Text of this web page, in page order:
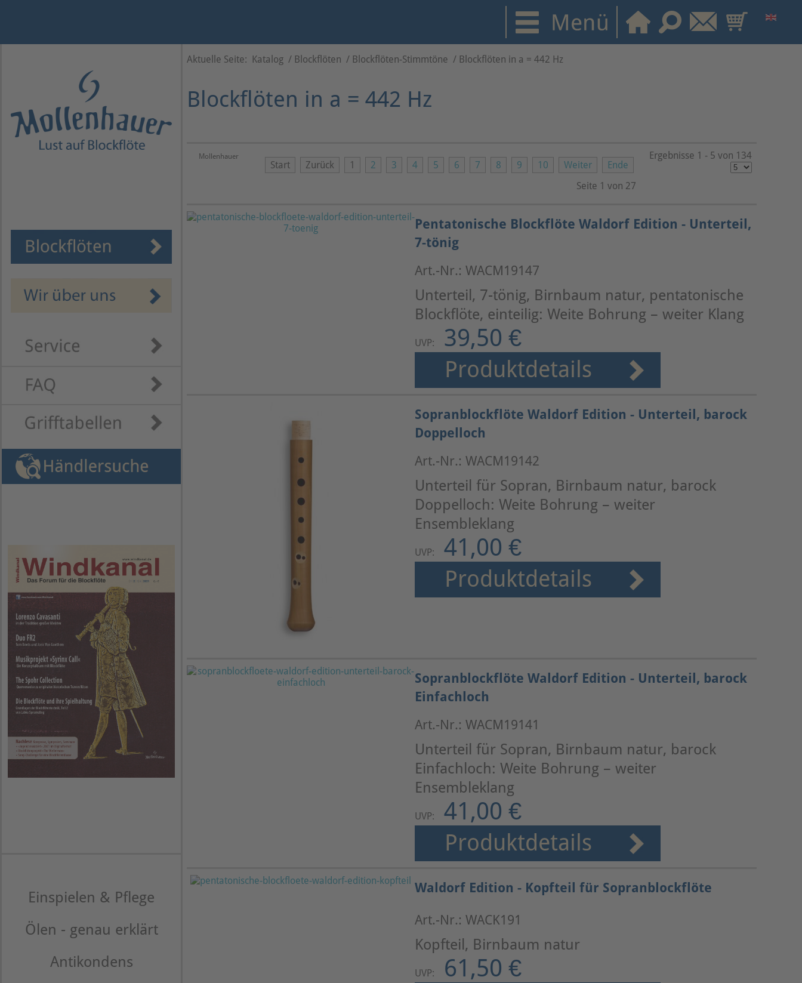
Einspielen & Pflege
Ölen - genau erklärt
Antikondens
Aktuelle Seite: Katalog / Blockflöten / Blockflöten-Stimmtöne / Blockflöten in a = 442 Hz
Blockflöten in a = 442 Hz
Mollenhauer
Start Zurück 1 2 3 4 5 6 7 8 9 10 Weiter
Ende
Seite 1 von 27
Ergebnisse 1 - 5 von 134
Pentatonische Blockflöte Waldorf Edition - Unterteil,
7-tönig
Art.-Nr.: WACM19147
Unterteil, 7-tönig, Birnbaum natur, pentatonische
Blockflöte, einteilig: Weite Bohrung – weiter Klang
UVP: 39,50 €
Produktdetails
Sopranblockflöte Waldorf Edition - Unterteil, barock
Doppelloch
Art.-Nr.: WACM19142
Unterteil für Sopran, Birnbaum natur, barock
Doppelloch: Weite Bohrung – weiter
Ensembleklang
UVP: 41,00 €
Produktdetails
Sopranblockflöte Waldorf Edition - Unterteil, barock
Einfachloch
Art.-Nr.: WACM19141
Unterteil für Sopran, Birnbaum natur, barock
Einfachloch: Weite Bohrung – weiter
Ensembleklang
UVP: 41,00 €
Produktdetails
Waldorf Edition - Kopfteil für Sopranblockflöte
Art.-Nr.: WACK191
Kopfteil, Birnbaum natur
UVP: 61,50 €